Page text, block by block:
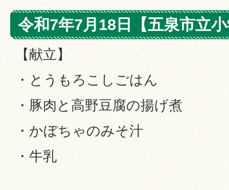
令和7年7月18日【五泉市立
【献立】
・とうもろこしごはん
・豚肉と高野豆腐の揚げ煮
・かぼちゃのみそ汁
・牛乳